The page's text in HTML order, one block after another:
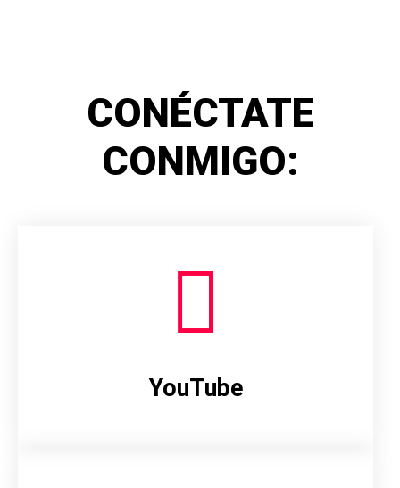
CONÉCTATE
CONMIGO:
YouTube